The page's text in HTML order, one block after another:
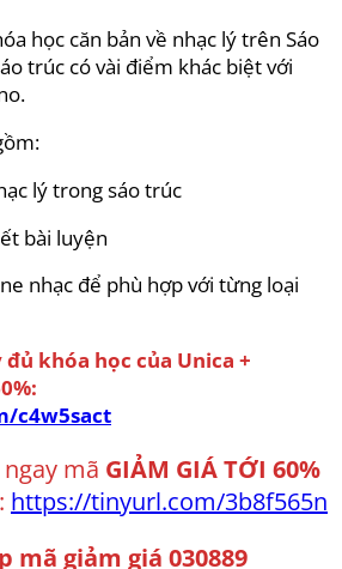
học căn bản về nhạc lý trên Sáo
trúc có vài điểm khác biệt với
lý trong sáo trúc
bài luyện
nhạc để phù hợp với từng loại
khóa học của Unica +
c4w5sact
mã GIẢM GIÁ TỚI 60%
: https://tinyurl.com/3b8f565n
mã giảm giá 030889